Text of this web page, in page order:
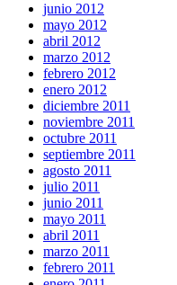
junio 2012
mayo 2012
abril 2012
marzo 2012
febrero 2012
enero 2012
diciembre 2011
noviembre 2011
octubre 2011
septiembre 2011
agosto 2011
julio 2011
junio 2011
mayo 2011
abril 2011
marzo 2011
febrero 2011